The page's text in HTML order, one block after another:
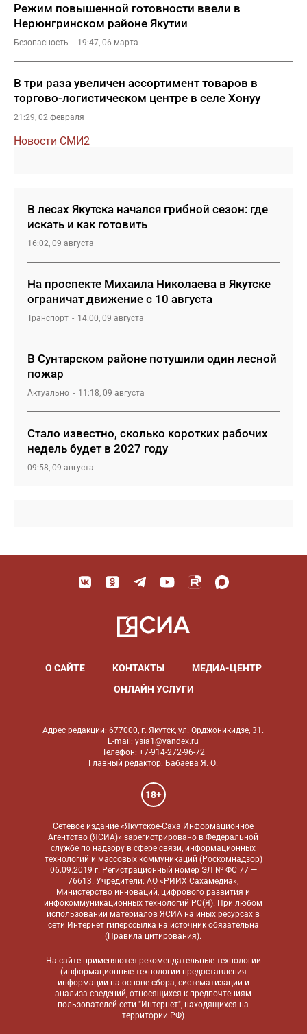
Режим повышенной готовности ввели в
Нерюнгринском районе Якутии
Безопасность 19:47, 06 марта
В три раза увеличен ассортимент товаров в
торгово-логистическом центре в селе Хонуу
21:29, 02 февраля
Новости СМИ2
В лесах Якутска начался грибной сезон: где
искать и как готовить
16:02, 09 августа
На проспекте Михаила Николаева в Якутске
ограничат движение с 10 августа
Транспорт 14:00, 09 августа
В Сунтарском районе потушили один лесной
пожар
Актуально 11:18, 09 августа
Стало известно, сколько коротких рабочих
недель будет в 2027 году
09:58, 09 августа
О САЙТЕ КОНТАКТЫ
МЕДИА-ЦЕНТР
ОНЛАЙН УСЛУГИ
Адрес редакции: 677000, г. Якутск, ул. Орджоникидзе, 31.
E-mail: ysia1@yandex.ru
Телефон: +7-914-272-96-72
Главный редактор: Бабаева Я. О.
18+
Сетевое издание «Якутское-Саха Информационное
Агентство (ЯСИА)» зарегистрировано в Федеральной
службе по надзору в сфере связи, информационных
технологий и массовых коммуникаций (Роскомнадзор)
06.09.2019 г. Регистрационный номер ЭЛ № ФС 77 —
76613. Учредители: АО «РИИХ Сахамедиа»,
Министерство инноваций, цифрового развития и
инфокоммуникационных технологий РС(Я). При любом
использовании материалов ЯСИА на иных ресурсах в
сети Интернет гиперссылка на источник обязательна
(Правила цитирования).
На сайте применяются рекомендательные технологии
(информационные технологии предоставления
информации на основе сбора, систематизации и
анализа сведений, относящихся к предпочтениям
пользователей сети "Интернет", находящихся на
территории РФ)